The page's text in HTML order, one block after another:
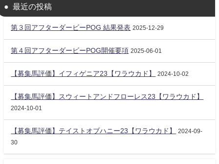
最近の投稿
第３回アフターダービーPOG 結果発表 2025-12-29
第４回アフターダービーPOG開催要項 2025-06-01
【募集馬評価】イフィゲニア23【ワラウカド】 2024-10-02
【募集馬評価】スウィートアンドフローレス23【ワラウカド】
2024-10-01
【募集馬評価】テイストオブハニー23【ワラウカド】
2024-09-
30